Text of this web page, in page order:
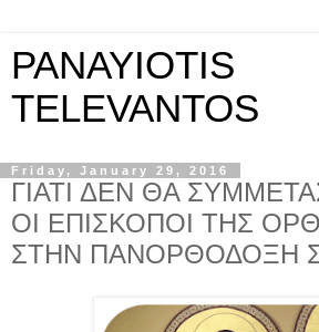
PANAYIOTIS
TELEVANTOS
Friday, January 29, 2016
ΓΙΑΤΙ ΔΕΝ ΘΑ
ΟΙ ΕΠΙΣΚΟΠΟΙ ΤΗΣ
ΣΤΗΝ ΠΑΝΟΡΘΟΔΟΞΗ